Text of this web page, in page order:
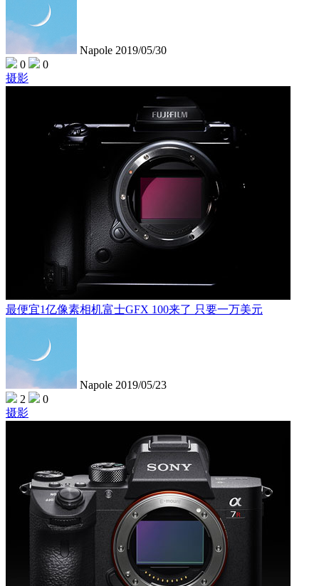
Napole 2019/05/30
0
0
摄影
最便宜1亿像素相机富士GFX 100来了 只要一万美元
Napole 2019/05/23
2
0
摄影